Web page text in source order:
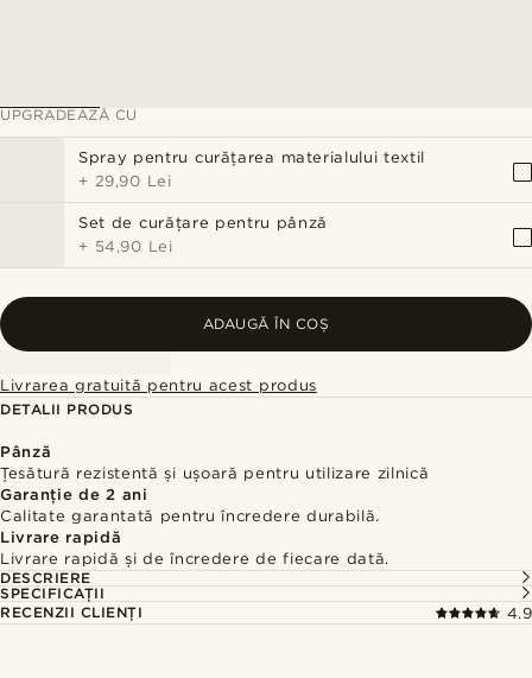
UPGRADEAZĂ CU
Spray pentru curățarea materialului textil
+ 29,90 Lei
Set de curățare pentru pânză
+ 54,90 Lei
ADAUGĂ ÎN COȘ
Livrarea gratuită pentru acest produs
DETALII PRODUS
Pânză
Țesătură rezistentă și ușoară pentru utilizare zilnică
Garanție de 2 ani
Calitate garantată pentru încredere durabilă.
Livrare rapidă
Livrare rapidă și de încredere de fiecare dată.
DESCRIERE
SPECIFICAȚII
RECENZII CLIENȚI
4.9